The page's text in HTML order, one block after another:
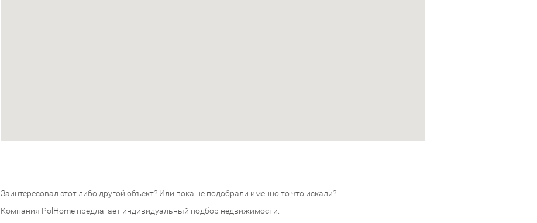
Заинтересовал этот либо другой объект? Или пока не подобрали именно то что искали?
Компания PolHome предлагает индивидуальный подбор недвижимости.